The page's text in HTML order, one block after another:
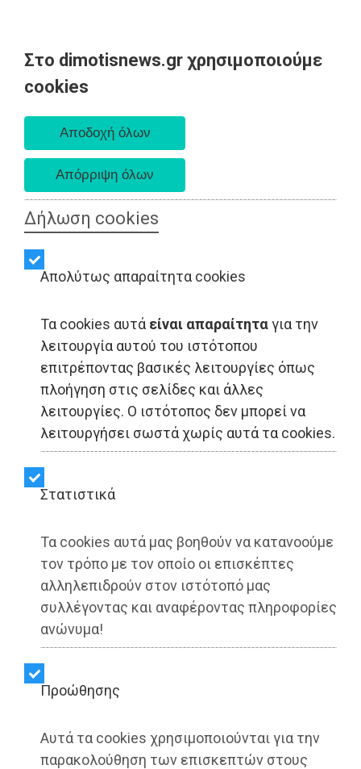
Στο dimotisnews.gr χρησιμοποιούμε
cookies
Δήλωση cookies
Απολύτως απαραίτητα cookies
Τα cookies αυτά είναι απαραίτηταγια την
λειτουργία αυτού του ιστότοπου
επιτρέποντας βασικές λειτουργίες όπως
πλοήγηση στις σελίδες και άλλες
λειτουργίες. Ο ιστότοπος δεν μπορεί να
λειτουργήσει σωστά χωρίς αυτά τα cookies.
Στατιστικά
Τα cookies αυτά μας βοηθούν να κατανοούμε
τον τρόπο με τον οποίο οι επισκέπτες
αλληλεπιδρούν στον ιστότοπό μας
συλλέγοντας και αναφέροντας πληροφορίες
ανώνυμα!
Προώθησης
Αυτά τα cookies χρησιμοποιούνται για την
παρακολούθηση των επισκεπτών στους
ΑΥΤΟΔΙΟΙΚΗΣΗ - Ραφήνα
Λ.Σ. Ραφήνας-Πικερμίου:
«Ποιοι ωφελούνται από
την απαγόρευση χρήσης
δημόσιων χώρων, όπως
τα σχολεία, από κόμματα
και παρατάξεις»
Share:
▶️ Ακούστε το κείμενο